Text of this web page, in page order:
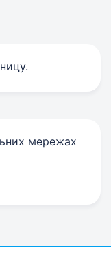
мережах